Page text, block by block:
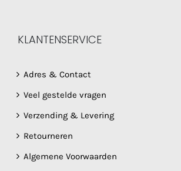
KLANTENSERVICE
Adres & Contact
Veel gestelde vragen
Verzending & Levering
Retourneren
Algemene Voorwaarden